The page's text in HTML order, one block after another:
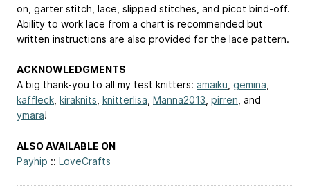
on, garter stitch, lace, slipped stitches, and picot bind-off.
Ability to work lace from a chart is recommended but
written instructions are also provided for the lace pattern.
ACKNOWLEDGMENTS
A big thank-you to all my test knitters: amaiku gemina
kaffleck kiraknits knitterlisa Manna2013 pirren , and
ymara!
ALSO AVAILABLE ON
Payhip :: LoveCrafts